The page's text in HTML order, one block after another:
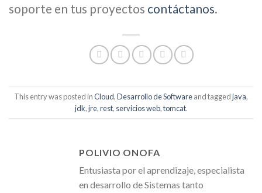
soporte en tus proyectos contáctanos.
This entry was posted inCloud,Desarrollo de Softwareand taggedjava,
jdk,jre,rest, servicios web,tomcat.
POLIVIO ONOFA
Entusiasta por el aprendizaje, especialista
en desarrollo de Sistemas tanto